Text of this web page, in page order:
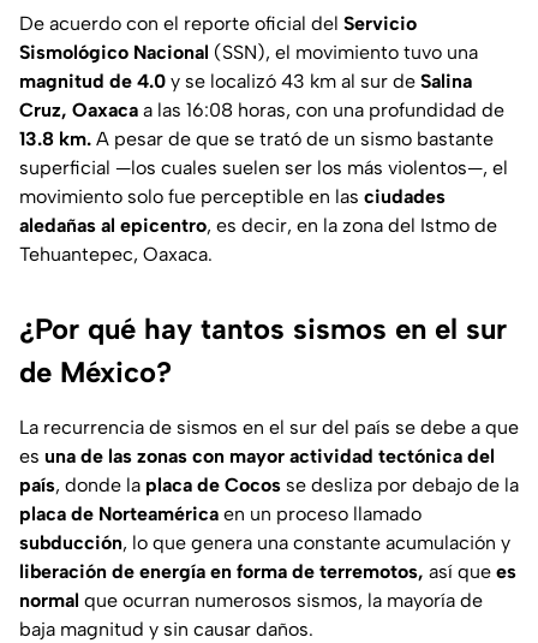
De acuerdo con el reporte oficial del Servicio
Sismológico Nacional (SSN), el movimiento tuvo una
magnitud de 4.0 y se localizó 43 km al sur de Salina
Cruz, Oaxaca a las 16:08 horas, con una profundidad de
13.8 km. A pesar de que se trató de un sismo bastante
superficial —los cuales suelen ser los más violentos—, el
movimiento solo fue perceptible en las ciudades
aledañas al epicentro, es decir, en la zona del Istmo de
Tehuantepec, Oaxaca.
¿Por qué hay tantos sismos en el sur
de México?
La recurrencia de sismos en el sur del país se debe a que
es una de las zonas con mayor actividad tectónica del
país, donde la placa de Cocos se desliza por debajo de la
placa de Norteamérica en un proceso llamado
subducción, lo que genera una constante acumulación y
liberación de energía en forma de terremotos, así que es
normal que ocurran numerosos sismos, la mayoría de
baja magnitud y sin causar daños.